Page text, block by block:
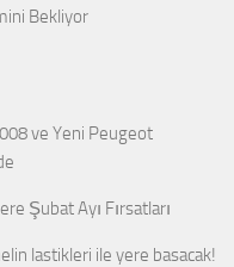
Bekliyor
ve Yeni Peugeot
Şubat Ayı Fırsatları
lastikleri ile yere basacak!